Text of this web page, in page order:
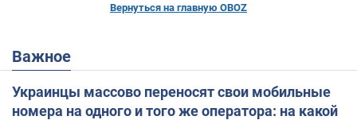
Вернуться на главную OBOZ
Важное
Украинцы массово переносят свои мобильные
номера на одного и того же оператора: на какой